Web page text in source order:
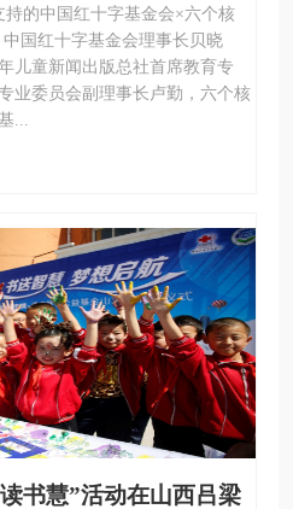
的中国红十字基金会×六个核
国红十字基金会理事长贝晓
儿童新闻出版总社首席教育专
业委员会副理事长卢勤，六个核
...
书慧”活动在山西吕梁